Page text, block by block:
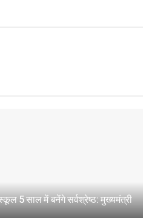
5 साल में बनेंगे सर्वश्रेष्ठ: मुख्यमंत्री